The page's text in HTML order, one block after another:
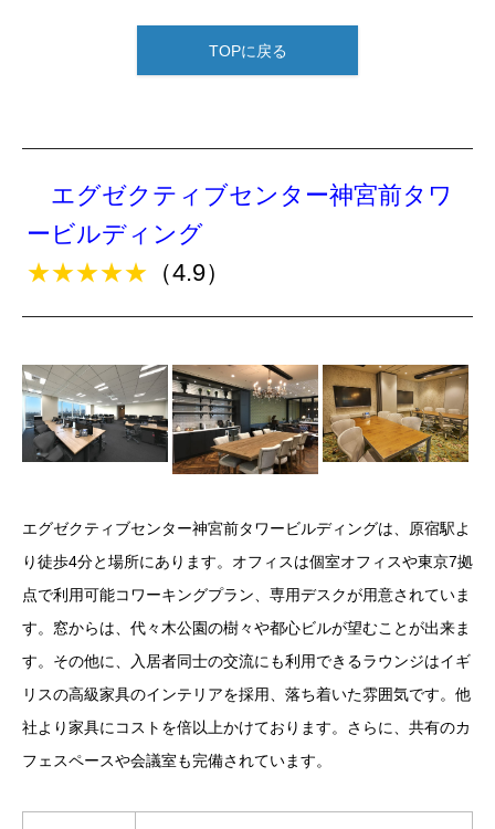
TOPに戻る
エグゼクティブセンター神宮前タワ
ービルディング
★★★★★ （4.9）
エグゼクティブセンター神宮前タワービルディングは、原宿駅よ
り徒歩4分と場所にあります。オフィスは個室オフィスや東京7拠
点で利用可能コワーキングプラン、専用デスクが用意されていま
す。窓からは、代々木公園の樹々や都心ビルが望むことが出来ま
す。その他に、入居者同士の交流にも利用できるラウンジはイギ
リスの高級家具のインテリアを採用、落ち着いた雰囲気です。他
社より家具にコストを倍以上かけております。さらに、共有のカ
フェスペースや会議室も完備されています。